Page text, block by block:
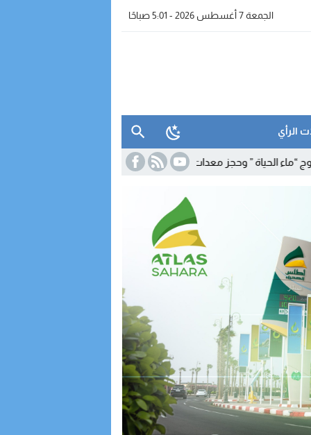
الجمعة 7 أغسطس 2026 - 5:01 صباحًا
الرأي
” وحجز معدات للتقطير 19:39 برنامج شتوي غير مسبوق لـ”رايان إير”